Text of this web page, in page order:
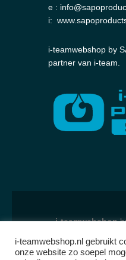
e :
i:
i-teamwebshop by
partner van i-team.
i-teamwebshop
i-teamwebshop.nl gebruikt
onze website zo soepel